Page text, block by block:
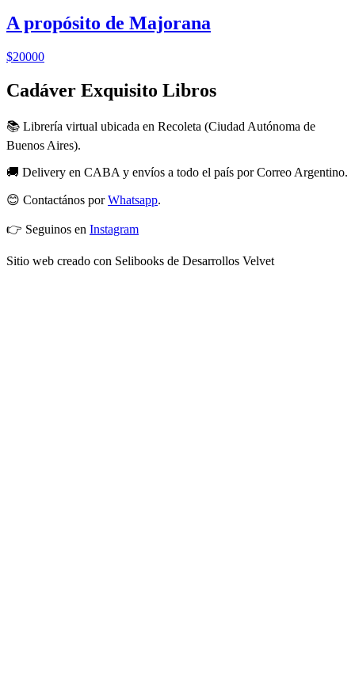
A propósito de Majorana
$20000
Cadáver Exquisito Libros
📚 Librería virtual ubicada en Recoleta (Ciudad Autónoma de
Buenos Aires).
🚚 Delivery en CABA y envíos a todo el país por Correo Argentino.
😊 Contactános porWhatsapp.
👉 Seguinos en Instagram
Sitio web creado con Selibooks de Desarrollos Velvet